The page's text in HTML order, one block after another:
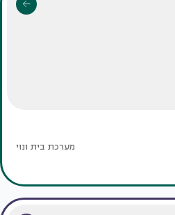
מערכת בית ונוי